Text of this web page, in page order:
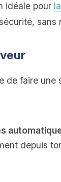
idéale pour
de faire une
depuis